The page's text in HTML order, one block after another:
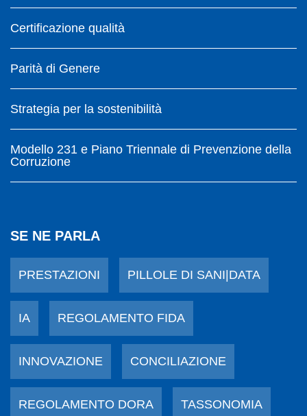
Certificazione qualità
Parità di Genere
Strategia per la sostenibilità
Modello 231 e Piano Triennale di Prevenzione della
Corruzione
SE NE PARLA
PRESTAZIONI PILLOLE DI SANI|DATA
IA REGOLAMENTO FIDA
INNOVAZIONE CONCILIAZIONE
REGOLAMENTO DORA TASSONOMIA